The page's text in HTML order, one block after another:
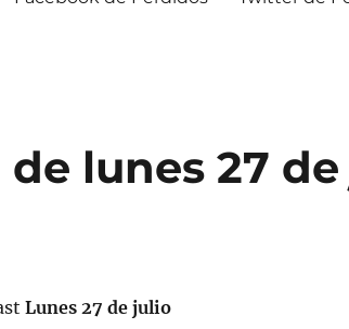
lunes 27
Lunes 27 de julio